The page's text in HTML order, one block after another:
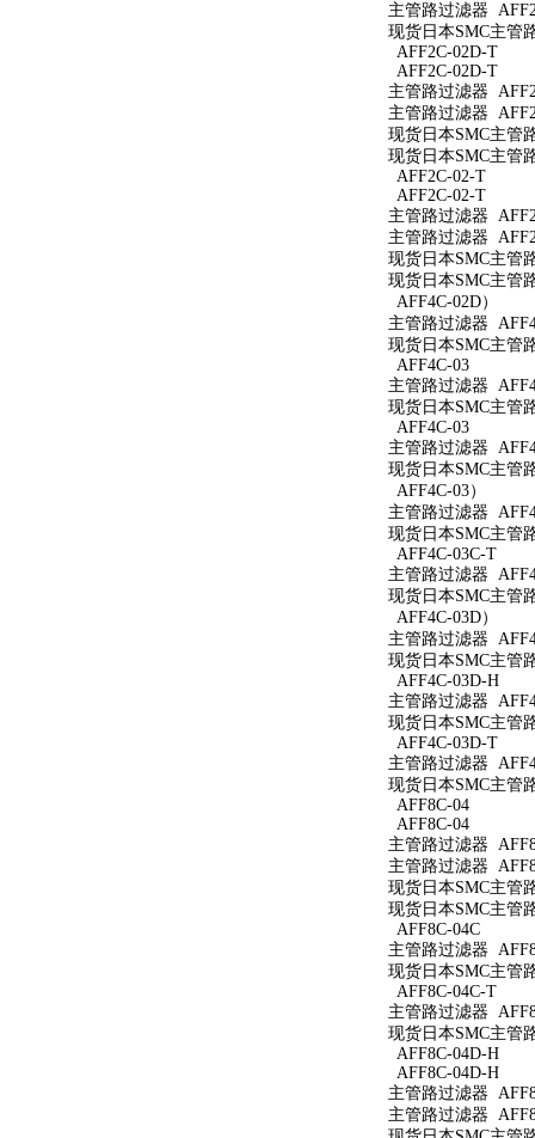
主管路过滤器
现货日本SMC主管
AFF2C-02D-T
AFF2C-02D-T
主管路过滤器
主管路过滤器
现货日本SMC主管
现货日本SMC主管
AFF2C-02-T
AFF2C-02-T
主管路过滤器
主管路过滤器
现货日本SMC主管
现货日本SMC主管
AFF4C-02D）
主管路过滤器
现货日本SMC主管
AFF4C-03
主管路过滤器
现货日本SMC主管
AFF4C-03
主管路过滤器
现货日本SMC主管
AFF4C-03）
主管路过滤器
现货日本SMC主管
AFF4C-03C-T
主管路过滤器
现货日本SMC主管
AFF4C-03D）
主管路过滤器
现货日本SMC主管
AFF4C-03D-H
主管路过滤器
现货日本SMC主管
AFF4C-03D-T
主管路过滤器
现货日本SMC主管
AFF8C-04
AFF8C-04
主管路过滤器
主管路过滤器
现货日本SMC主管
现货日本SMC主管
AFF8C-04C
主管路过滤器
现货日本SMC主管
AFF8C-04C-T
主管路过滤器
现货日本SMC主管
AFF8C-04D-H
AFF8C-04D-H
主管路过滤器
主管路过滤器